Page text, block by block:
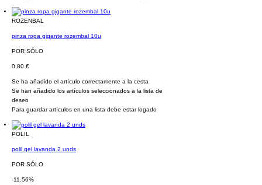
ROZENBAL
pinza ropa gigante rozembal 10u
POR SÓLO
0,80 €
Se ha añadido el artículo correctamente a la cesta
Se han añadido los artículos seleccionados a la lista de
deseo
Para guardar artículos en una lista debe estar logado
POLIL
polil gel lavanda 2 unds
POR SÓLO
-11.56%